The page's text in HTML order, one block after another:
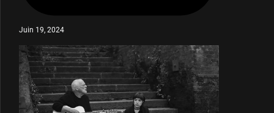
Juin 19, 2024